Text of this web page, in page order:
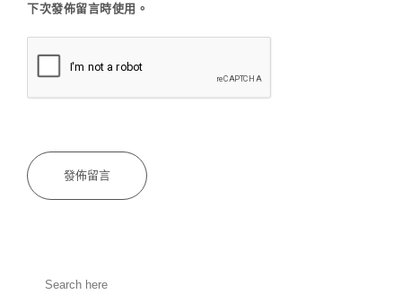
下次發佈留言時使用。